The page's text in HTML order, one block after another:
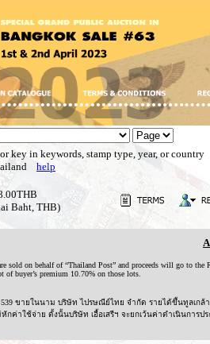
key in keywords, stamp type, year, or country
help
Baht, THB)
sold on behalf of “Thailand Post” and proceeds will go to
of buyer’s premium 10.70% on those lots.
539 ขายในนาม บริษัท ไปรษณีย์ไทย จำกัด รายได้ขึ้นทูลเก
กค่าใช้จ่าย ดั้งนั้นบริษัท เอื้อเสรีฯ จะยกเว้นค่าดำเนินการประ